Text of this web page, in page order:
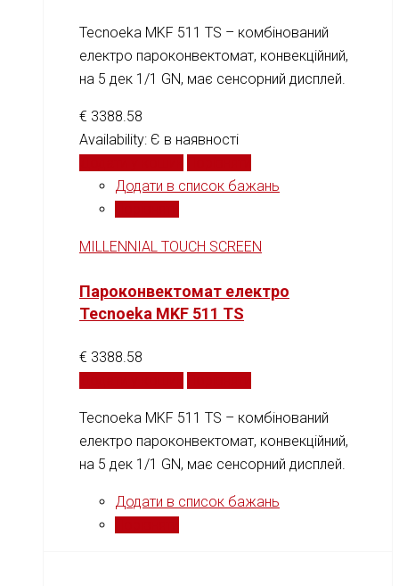
Tecnoeka MKF 511 TS – комбінований
електро пароконвектомат, конвекційний,
на 5 дек 1/1 GN, має сенсорний дисплей.
€ 3388.58
Availability: Є в наявності
Додати в список бажань
MILLENNIAL TOUCH SCREEN
Пароконвектомат електро
Tecnoeka MKF 511 TS
€ 3388.58
Tecnoeka MKF 511 TS – комбінований
електро пароконвектомат, конвекційний,
на 5 дек 1/1 GN, має сенсорний дисплей.
Додати в список бажань